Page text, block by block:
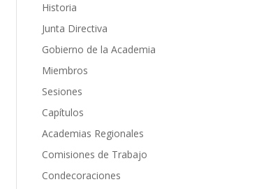
Historia
Junta Directiva
Gobierno de la Academia
Miembros
Sesiones
Capítulos
Academias Regionales
Comisiones de Trabajo
Condecoraciones